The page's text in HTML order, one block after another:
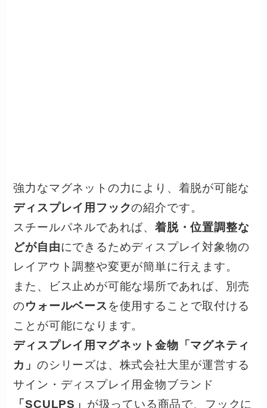
強力なマグネットの力により、着脱が可能な
ディスプレイ用フックの紹介です。
スチールパネルであれば、着脱・位置調整な
どが自由にできるためディスプレイ対象物の
レイアウト調整や変更が簡単に行えます。
また、ビス止めが可能な場所であれば、別売
のウォールベース を使用することで取付ける
ことが可能になります。
ディスプレイ用マグネット金物「マグネティ
カ」のシリーズは、株式会社大里が運営する
サイン・ディスプレイ用金物ブランド
「SCULPS」 が扱っている商品で、フックに